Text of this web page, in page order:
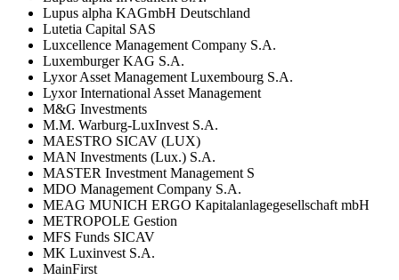
Lupus alpha KAGmbH Deutschland
Lutetia Capital SAS
Luxcellence Management Company S.A.
Luxemburger KAG S.A.
Lyxor Asset Management Luxembourg S.A.
Lyxor International Asset Management
M&G Investments
M.M. Warburg-LuxInvest S.A.
MAESTRO SICAV (LUX)
MAN Investments (Lux.) S.A.
MASTER Investment Management S
MDO Management Company S.A.
MEAG MUNICH ERGO Kapitalanlagegesellschaft mbH
METROPOLE Gestion
MFS Funds SICAV
MK Luxinvest S.A.
MainFirst